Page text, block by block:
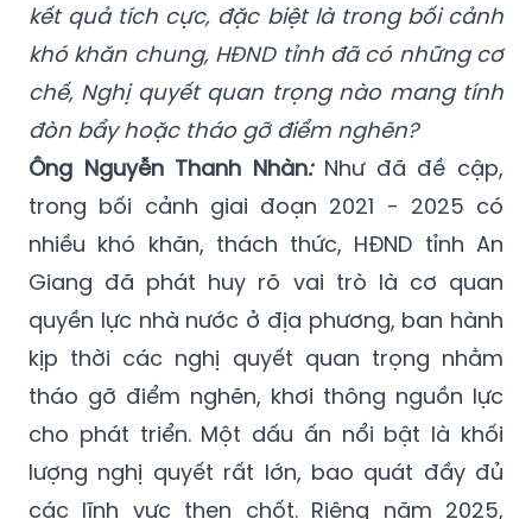
kết quả tích cực, đặc biệt là trong bối cảnh
khó khăn chung, HĐND tỉnh đã có những cơ
chế, Nghị quyết quan trọng nào mang tính
đòn bẩy hoặc tháo gỡ điểm nghẽn?
Ông Nguyễn Thanh Nhàn: Như đã đề cập,
trong bối cảnh giai đoạn 2021 - 2025 có
nhiều khó khăn, thách thức, HĐND tỉnh An
Giang đã phát huy rõ vai trò là cơ quan
quyền lực nhà nước ở địa phương, ban hành
kịp thời các nghị quyết quan trọng nhằm
tháo gỡ điểm nghẽn, khơi thông nguồn lực
cho phát triển. Một dấu ấn nổi bật là khối
lượng nghị quyết rất lớn, bao quát đầy đủ
các lĩnh vực then chốt. Riêng năm 2025,